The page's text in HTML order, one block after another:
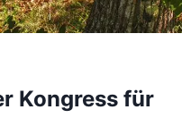
Kongress für